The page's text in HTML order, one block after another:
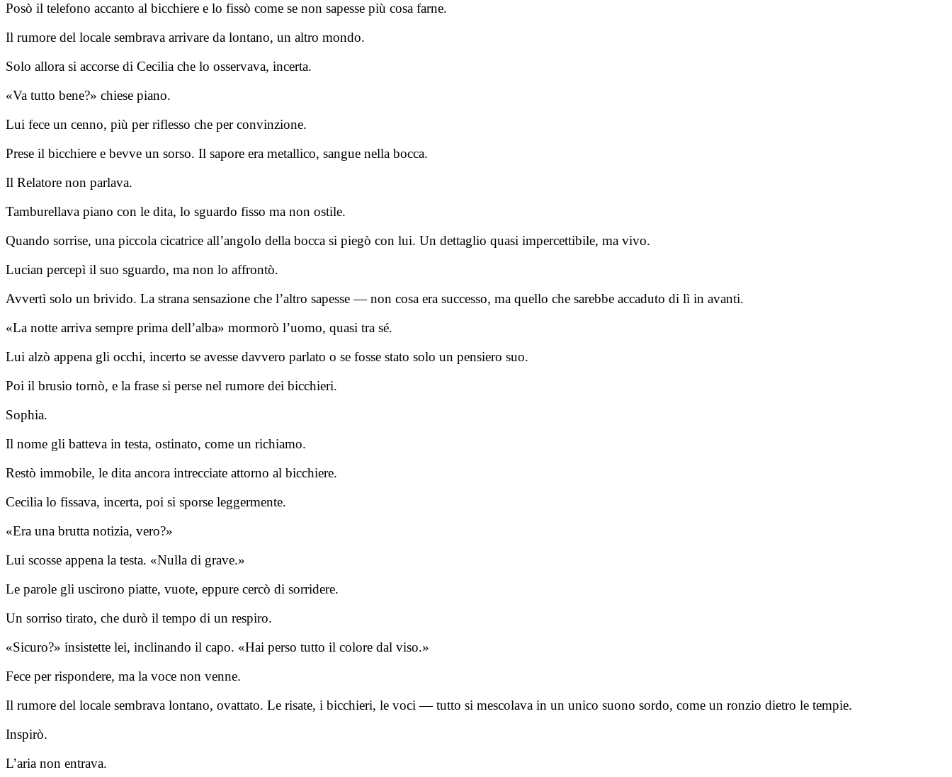
Posò il telefono accanto al bicchiere e lo fissò come se non sapesse più cosa farne.
Il rumore del locale sembrava arrivare da lontano, un altro mondo.
Solo allora si accorse di Cecilia che lo osservava, incerta.
«Va tutto bene?» chiese piano.
Lui fece un cenno, più per riflesso che per convinzione.
Prese il bicchiere e bevve un sorso. Il sapore era metallico, sangue nella bocca.
Il Relatore non parlava.
Tamburellava piano con le dita, lo sguardo fisso ma non ostile.
Quando sorrise, una piccola cicatrice all’angolo della bocca si piegò con lui. Un dettaglio quasi impercettibile, ma vivo.
Lucian percepì il suo sguardo, ma non lo affrontò.
Avvertì solo un brivido. La strana sensazione che l’altro sapesse — non cosa era successo, ma quello che sarebbe accaduto di lì in avanti.
«La notte arriva sempre prima dell’alba» mormorò l’uomo, quasi tra sé.
Lui alzò appena gli occhi, incerto se avesse davvero parlato o se fosse stato solo un pensiero suo.
Poi il brusio tornò, e la frase si perse nel rumore dei bicchieri.
Sophia.
Il nome gli batteva in testa, ostinato, come un richiamo.
Restò immobile, le dita ancora intrecciate attorno al bicchiere.
Cecilia lo fissava, incerta, poi si sporse leggermente.
«Era una brutta notizia, vero?»
Lui scosse appena la testa. «Nulla di grave.»
Le parole gli uscirono piatte, vuote, eppure cercò di sorridere.
Un sorriso tirato, che durò il tempo di un respiro.
«Sicuro?» insistette lei, inclinando il capo. «Hai perso tutto il colore dal viso.»
Fece per rispondere, ma la voce non venne.
Il rumore del locale sembrava lontano, ovattato. Le risate, i bicchieri, le voci — tutto si mescolava in un unico suono sordo, come un ronzio dietro le tempie.
Inspirò.
L’aria non entrava.